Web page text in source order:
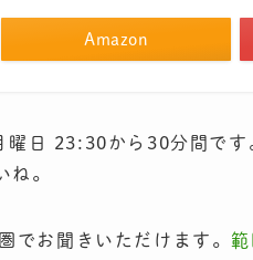
Amazon
曜日 23:30から30分間です
ね。
でお聞きいただけます。